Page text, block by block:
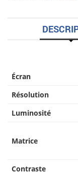
Écran
Résolution
Luminosité
Matrice
Contraste